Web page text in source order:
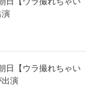
演
日【ウラ撮れちゃい
出演